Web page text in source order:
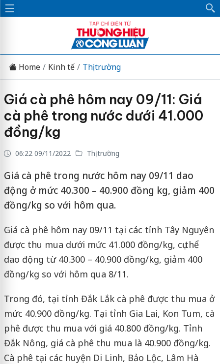
Home Kinh tế Thị trường
Giá cà phê hôm nay 09/11: Giá
cà phê trong nước dưới 41.000
đồng/kg
06:22 09/11/2022 Thị trường
Giá cà phê trong nước hôm nay 09/11 dao
động ở mức 40.300 – 40.900 đồng kg, giảm 400
đồng/kg so với hôm qua.
Giá cà phê hôm nay 09/11 tại các tỉnh Tây Nguyên
được thu mua dưới mức 41.000 đồng/kg, cụ thể
dao động từ 40.300 – 40.900 đồng/kg, giảm 400
đồng/kg so với hôm qua 8/11.
Trong đó, tại tỉnh Đắk Lắk cà phê được thu mua ở
mức 40.900 đồng/kg. Tại tỉnh Gia Lai, Kon Tum, cà
phê được thu mua với giá 40.800 đồng/kg. Tỉnh
Đắk Nông, giá cà phê thu mua là 40.900 đồng/kg.
Cà phê tại các huyện Di Linh, Bảo Lộc, Lâm Hà